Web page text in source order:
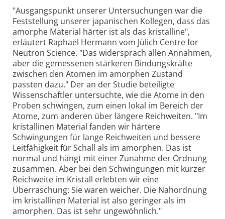
"Ausgangspunkt unserer Untersuchungen war die
Feststellung unserer japanischen Kollegen, dass das
amorphe Material härter ist als das kristalline",
erläutert Raphaël Hermann vom Jülich Centre for
Neutron Science. "Das widersprach allen Annahmen,
aber die gemessenen stärkeren Bindungskräfte
zwischen den Atomen im amorphen Zustand
passten dazu." Der an der Studie beteiligte
Wissenschaftler untersuchte, wie die Atome in den
Proben schwingen, zum einen lokal im Bereich der
Atome, zum anderen über längere Reichweiten. "Im
kristallinen Material fanden wir härtere
Schwingungen für lange Reichweiten und bessere
Leitfähigkeit für Schall als im amorphen. Das ist
normal und hängt mit einer Zunahme der Ordnung
zusammen. Aber bei den Schwingungen mit kurzer
Reichweite im Kristall erlebten wir eine
Überraschung: Sie waren weicher. Die Nahordnung
im kristallinen Material ist also geringer als im
amorphen. Das ist sehr ungewöhnlich."